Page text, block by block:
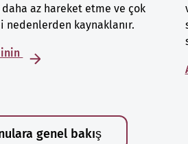
az hareket etme ve çok
nedenlerden kaynaklanır.
genel bakış